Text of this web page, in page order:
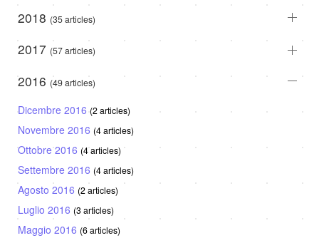
2018 (35 articles)
2017 (57 articles)
2016 (49 articles)
Dicembre 2016 (2 articles)
Novembre 2016 (4 articles)
Ottobre 2016 (4 articles)
Settembre 2016 (4 articles)
Agosto 2016 (2 articles)
Luglio 2016 (3 articles)
Maggio 2016 (6 articles)